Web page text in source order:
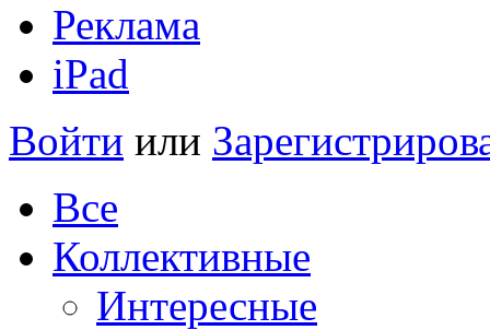
Реклама
iPad
Войти или
Все
Коллективные
Интересные